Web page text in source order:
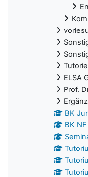
ELSA
Prof.
BK
BK